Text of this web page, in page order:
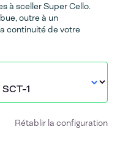
à sceller Super Cello.
outre à un
continuité de votre
Rétablir la configuration